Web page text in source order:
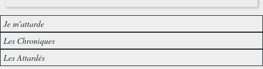
Je m'attarde
Les Chroniques
Les Attardés